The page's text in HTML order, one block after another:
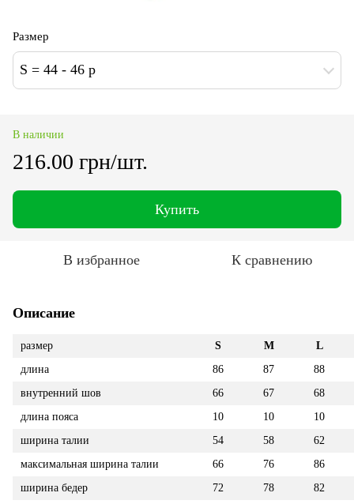
Размер
S = 44 - 46 p
В наличии
216.00 грн/шт.
Купить
В избранное К сравнению
Описание
размер S M
L
длина
86 87
88
внутренний шов
66 67
68
длина пояса
10 10
10
ширина талии
54 58
62
максимальная ширина талии
66 76
86
ширина бедер
72 78
82